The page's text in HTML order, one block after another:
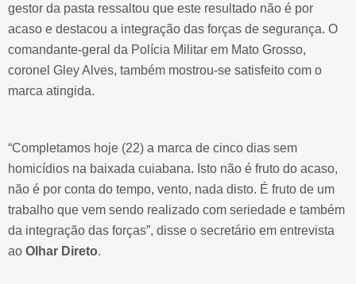
gestor da pasta ressaltou que este resultado não é por
acaso e destacou a integração das forças de segurança. O
comandante-geral da Polícia Militar em Mato Grosso,
coronel Gley Alves, também mostrou-se satisfeito com o
marca atingida.
“Completamos hoje (22) a marca de cinco dias sem
homicídios na baixada cuiabana. Isto não é fruto do acaso,
não é por conta do tempo, vento, nada disto. É fruto de um
trabalho que vem sendo realizado com seriedade e também
da integração das forças”, disse o secretário em entrevista
ao Olhar Direto.